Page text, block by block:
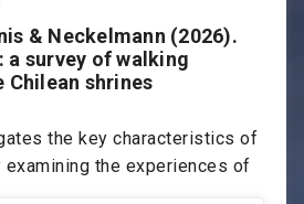
& Neckelmann (2026).
a survey of walking
shrines
the key characteristics of
the experiences of